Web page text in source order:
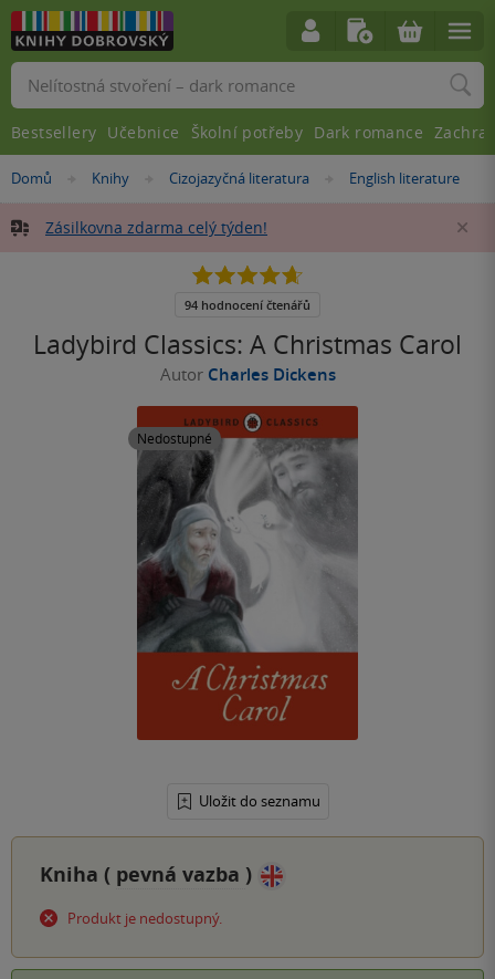
Nacházíte
zde:
Domů »
Knihy »
Cizojazyčná literatura »
English literature
Zásilkovna zdarma celý týden!
Ladybird Classics: A Christmas Carol
Autor Charles Dickens
Nedostupné
Uložit do seznamu
4.7
5
94 hodnocení čtenářů
Kniha ( pevná vazba )
Produkt je nedostupný.
Vyhledávání
Bestsellery Učebnice Školní potřeby Dark romance